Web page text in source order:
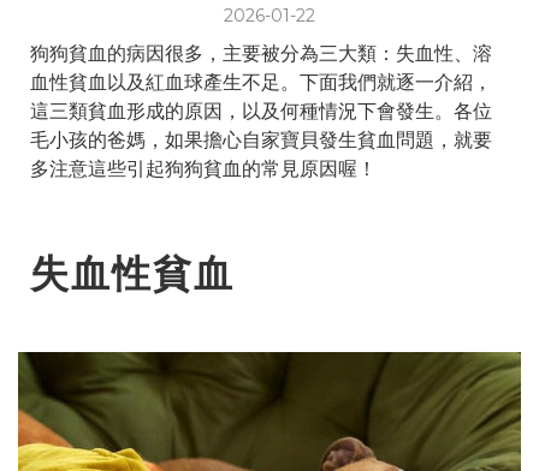
2026-01-22
狗狗貧血的病因很多，主要被分為三大類：失血性、溶
血性貧血以及紅血球產生不足。下面我們就逐一介紹，
這三類貧血形成的原因，以及何種情況下會發生。各位
毛小孩的爸媽，如果擔心自家寶貝發生貧血問題，就要
多注意這些引起狗狗貧血的常見原因喔！
失血性貧血